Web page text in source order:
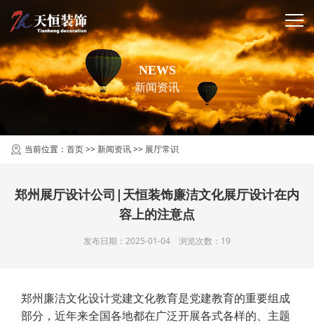
NEWS
新闻资讯
当前位置： 首页>> 新闻资讯>> 展厅常识
郑州展厅设计公司|天恒装饰廉洁文化展厅设计在内
容上的注意点
发布日期：2025-01-04 浏览次数：19
郑州廉洁文化设计党建文化教育是党建教育的重要组成
部分，近年来全国各地都在广泛开展各式各样的、主题